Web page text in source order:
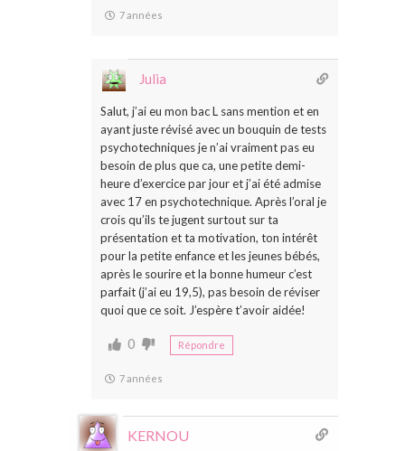
7 années
Julia
Salut, j’ai eu mon bac L sans mention et en
ayant juste révisé avec un bouquin de tests
psychotechniques je n’ai vraiment pas eu
besoin de plus que ca, une petite demi-
heure d’exercice par jour et j’ai été admise
avec 17 en psychotechnique. Après l’oral je
crois qu’ils te jugent surtout sur ta
présentation et ta motivation, ton intérêt
pour la petite enfance et les jeunes bébés,
après le sourire et la bonne humeur c’est
parfait (j’ai eu 19,5), pas besoin de réviser
quoi que ce soit. J’espère t’avoir aidée!
0 Répondre
7 années
KERNOU